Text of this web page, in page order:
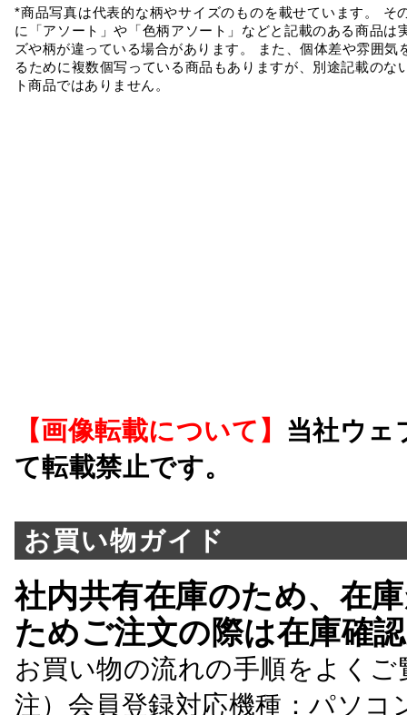
*商品写真は代表的な柄やサイズのものを載せています。 そ
に「アソート」や「色柄アソート」などと記載のある商品は
ズや柄が違っている場合があります。 また、個体差や雰囲気
るために複数個写っている商品もありますが、別途記載のな
ト商品ではありません。
【画像転載について】 当社ウェ
て転載禁止です。
お買い物ガイド
社内共有在庫のため、在
ためご注文の際は在庫確
お買い物の流れの手順をよくご
注）会員登録対応機種：パソ